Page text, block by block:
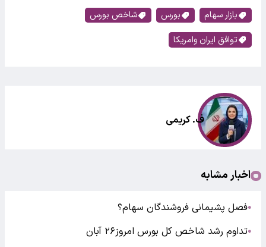
بازار سهام بورس
شاخص بورس
توافق ایران وامریکا
ف. کریمی
اخبار مشابه
●فصل پشیمانی فروشندگان سهام؟
●تداوم رشد شاخص کل بورس امروز۲۶ آبان